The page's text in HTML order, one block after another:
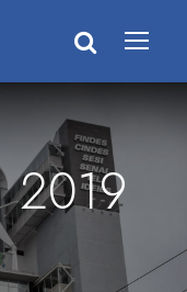
2019